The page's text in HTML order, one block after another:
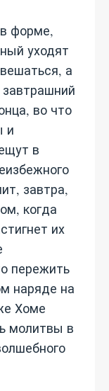
форме,
уходят
а
во что
и
в
завтра,
когда
их
пережить
наряде на
Хоме
молитвы в